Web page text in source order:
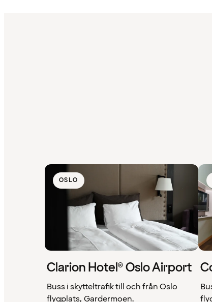
OSLO
Clarion Hotel® Oslo Airport
Buss i skytteltrafik till och från Oslo
flygplats, Gardermoen.